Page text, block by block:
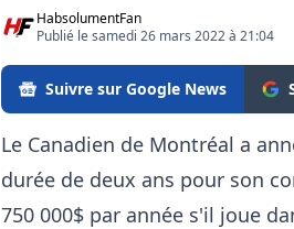
HabsolumentFan
Publié le samedi 26 mars 2022 à 21:04
Suivre sur Google News
Le Canadien de Montréal a
durée de deux ans pour son
750 000$ par année s'il joue